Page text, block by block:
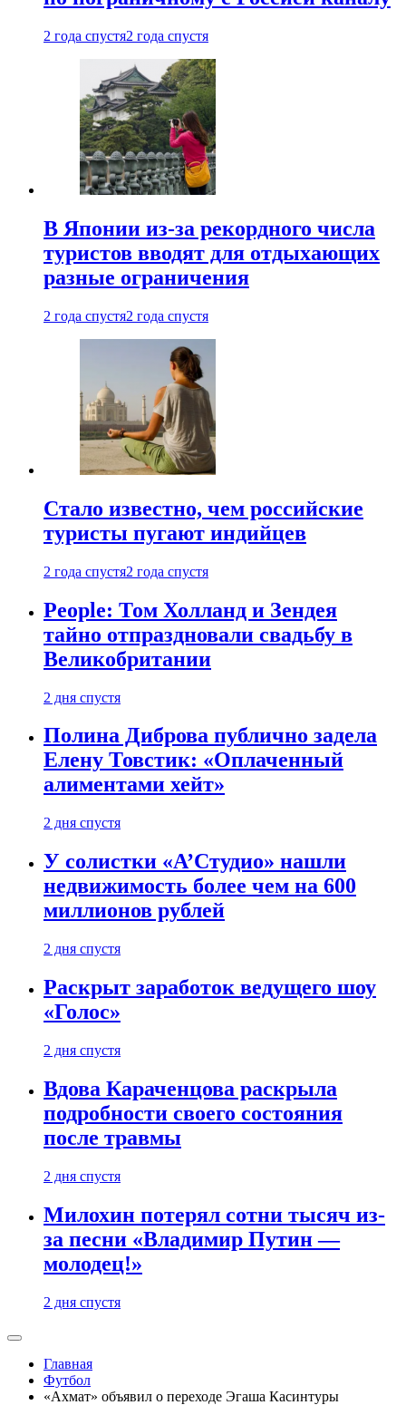
2 года спустя2 года спустя
В Японии из-за рекордного числа
туристов вводят для отдыхающих
разные ограничения
2 года спустя2 года спустя
Стало известно, чем российские
туристы пугают индийцев
2 года спустя2 года спустя
People: Том Холланд и Зендея
тайно отпраздновали свадьбу в
Великобритании
2 дня спустя
Полина Диброва публично задела
Елену Товстик: «Оплаченный
алиментами хейт»
2 дня спустя
У солистки «А’Студио» нашли
недвижимость более чем на 600
миллионов рублей
2 дня спустя
Раскрыт заработок ведущего шоу
«Голос»
2 дня спустя
Вдова Караченцова раскрыла
подробности своего состояния
после травмы
2 дня спустя
Милохин потерял сотни тысяч из-
за песни «Владимир Путин —
молодец!»
2 дня спустя
Главная
Футбол
«Ахмат» объявил о переходе Эгаша Касинтуры